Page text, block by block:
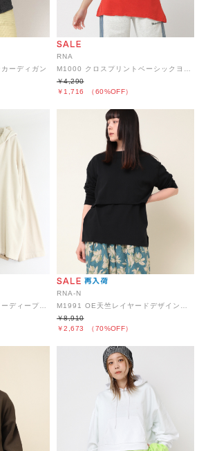
ーディガン
RNA
M1000 クロスプリントベーシックヨレT
￥1,716 （60%OFF）
￥4,290
M1581 クリーンパイルフーディープルオーバー
RNA-N
M1991 OE天竺レイヤードデザインカットソー
￥2,673 （70%OFF）
￥8,910